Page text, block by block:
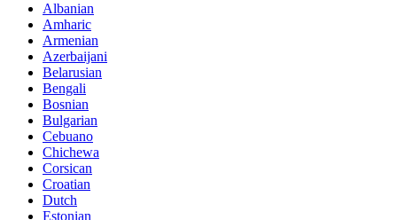
Albanian
Amharic
Armenian
Azerbaijani
Belarusian
Bengali
Bosnian
Bulgarian
Cebuano
Chichewa
Corsican
Croatian
Dutch
Estonian